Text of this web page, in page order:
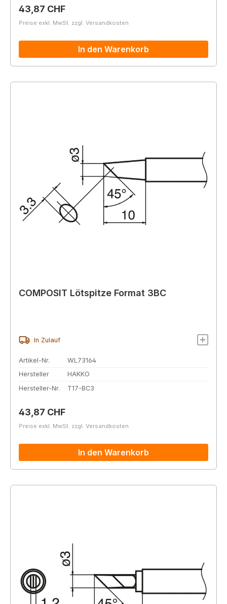
Regulärer Preis:
43,87 CHF
Preise exkl. MwSt. zzgl. Versandkosten
In den Warenkorb
COMPOSIT Lötspitze Format 3BC
In Zulauf
Artikel-Nr.
WL73164
Hersteller
HAKKO
Hersteller-Nr.
T17-BC3
Regulärer Preis:
43,87 CHF
Preise exkl. MwSt. zzgl. Versandkosten
In den Warenkorb